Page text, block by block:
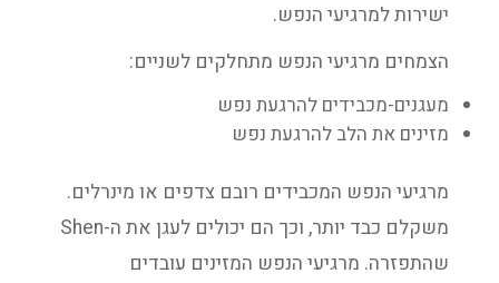
ישירות למרגיעי הנפש.
הצמחים מרגיעי הנפש מתחלקים לשניים:
מעגנים-מכבידים להרגעת נפש
מזינים את הלב להרגעת נפש
מרגיעי הנפש המכבידים רובם צדפים או מינרלים.
משקלם כבד יותר, וכך הם יכולים לעגן את ה-Shen
שהתפזרה. מרגיעי הנפש המזינים עובדים